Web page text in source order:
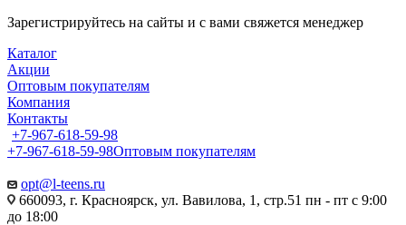
Зарегистрируйтесь на сайты и с вами свяжется менеджер
Каталог
Акции
Оптовым покупателям
Компания
Контакты
+7-967-618-59-98
+7-967-618-59-98Оптовым покупателям
opt@l-teens.ru
660093, г. Красноярск, ул. Вавилова, 1, стр.51 пн - пт с 9:00
до 18:00